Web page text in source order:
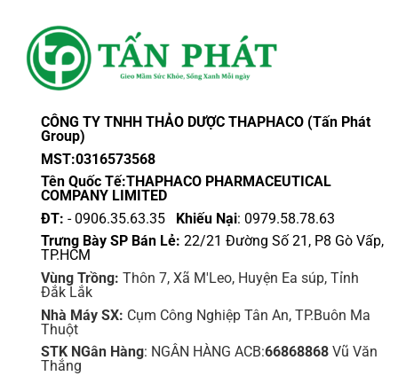
chọn
có
chọn
trang
sản
phẩm
CÔNG TY TNHH THẢO DƯỢC THAPHACO (Tấn Phát
Group)
MST:0316573568
Tên Quốc Tế:THAPHACO PHARMACEUTICAL
COMPANY LIMITED
ĐT: - 0906.35.63.35 Khiếu Nại: 0979.58.78.63
Trưng Bày SP Bán Lẻ: 22/21 Đường Số 21, P8 Gò Vấp,
TP.HCM
Vùng Trồng: Thôn 7, Xã M'Leo, Huyện Ea súp, Tỉnh
Đắk Lắk
Nhà Máy SX: Cụm Công Nghiệp Tân An, TP.Buôn Ma
Thuột
STK NGân Hàng: NGÂN HÀNG ACB:66868868Vũ Văn
Thắng